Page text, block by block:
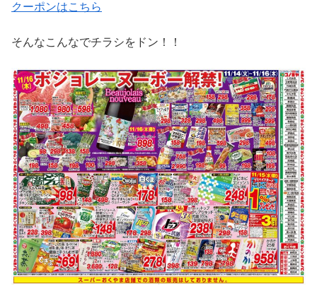
クーポンはこちら
そんなこんなでチラシをドン！！